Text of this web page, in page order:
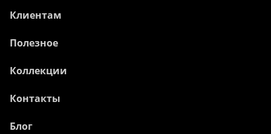
Клиентам
Полезное
Коллекции
Контакты
Блог